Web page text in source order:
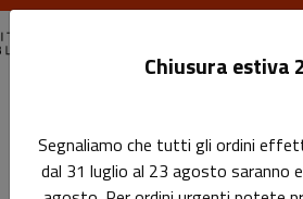
Promozione ebook: sul nostro sito e
marzo
Chiusura estiva
Segnaliamo che tutti gli ordini
dal 31 luglio al 23 agosto saranno